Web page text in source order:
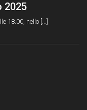
2025
18.00, nello [...]